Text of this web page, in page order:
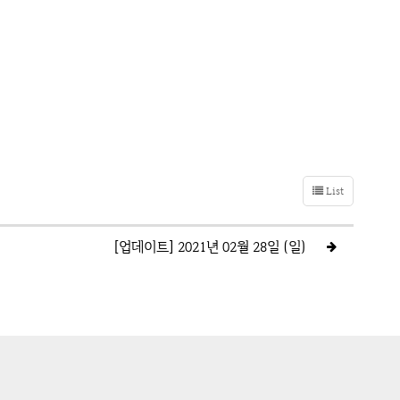
List
[업데이트] 2021년 02월 28일 (일)